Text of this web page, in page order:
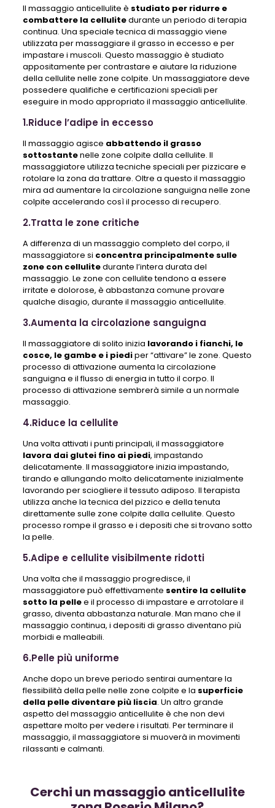
Il massaggio anticellulite è studiato per ridurre e
combattere la cellulitedurante un periodo di terapia
continua. Una speciale tecnica di massaggio viene
utilizzata per massaggiare il grasso in eccesso e per
impastare i muscoli. Questo massaggio è studiato
appositamente per contrastare e aiutare la riduzione
della cellulite nelle zone colpite. Un massaggiatore deve
possedere qualifiche e certificazioni speciali per
eseguire in modo appropriato il massaggio anticellulite.
1.Riduce l’adipe in eccesso
Il massaggio agisce abbattendo il grasso
sottostantenelle zone colpite dalla cellulite. Il
massaggiatore utilizza tecniche speciali per pizzicare e
rotolare la zona da trattare. Oltre a questo il massaggio
mira ad aumentare la circolazione sanguigna nelle zone
colpite accelerando così il processo di recupero.
2.Tratta le zone critiche
A differenza di un massaggio completo del corpo, il
massaggiatore si concentra principalmente sulle
zone con cellulitedurante l’intera durata del
massaggio. Le zone con cellulite tendono a essere
irritate e dolorose, è abbastanza comune provare
qualche disagio, durante il massaggio anticellulite.
3.Aumenta la circolazione sanguigna
Il massaggiatore di solito inizia lavorando i fianchi, le
cosce, le gambe e i piediper “attivare” le zone. Questo
processo di attivazione aumenta la circolazione
sanguigna e il flusso di energia in tutto il corpo. Il
processo di attivazione sembrerà simile a un normale
massaggio.
4.Riduce la cellulite
Una volta attivati ​​i punti principali, il massaggiatore
lavora dai glutei fino ai piedi, impastando
delicatamente. Il massaggiatore inizia impastando,
tirando e allungando molto delicatamente inizialmente
lavorando per sciogliere il tessuto adiposo. Il terapista
utilizza anche la tecnica del pizzico e della tenuta
direttamente sulle zone colpite dalla cellulite. Questo
processo rompe il grasso e i depositi che si trovano sotto
la pelle.
5.Adipe e cellulite visibilmente ridotti
Una volta che il massaggio progredisce, il
massaggiatore può effettivamente sentire la cellulite
sotto la pellee il processo di impastare e arrotolare il
grasso, diventa abbastanza naturale. Man mano che il
massaggio continua, i depositi di grasso diventano più
morbidi e malleabili.
6.Pelle più uniforme
Anche dopo un breve periodo sentirai aumentare la
flessibilità della pelle nelle zone colpite e la superficie
della pelle diventare più liscia. Un altro grande
aspetto del massaggio anticellulite è che non devi
aspettare molto per vedere i risultati. Per terminare il
massaggio, il massaggiatore si muoverà in movimenti
rilassanti e calmanti.
Cerchi un massaggio anticellulite